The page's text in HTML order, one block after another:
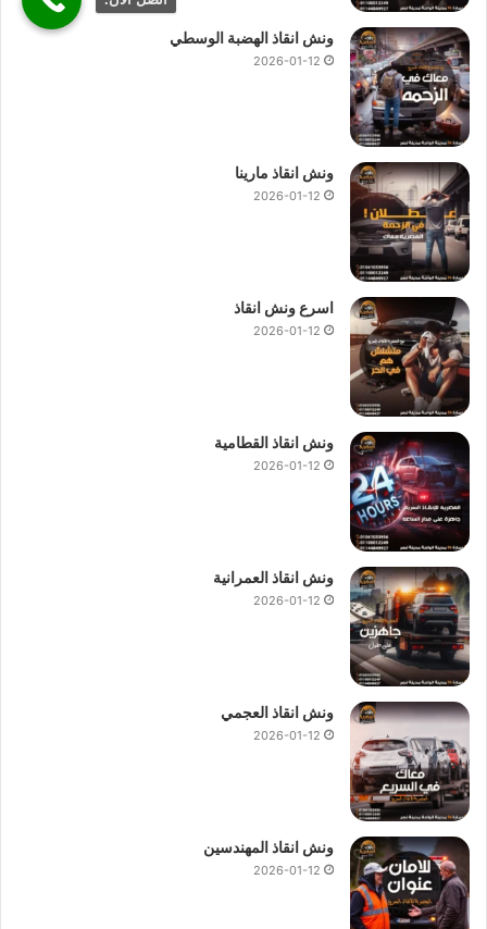
ونش انقاذ الهضبة الوسطي
2026-01-12
ونش انقاذ مارينا
2026-01-12
اسرع ونش انقاذ
2026-01-12
ونش انقاذ القطامية
2026-01-12
ونش انقاذ العمرانية
2026-01-12
ونش انقاذ العجمي
2026-01-12
ونش انقاذ المهندسين
2026-01-12